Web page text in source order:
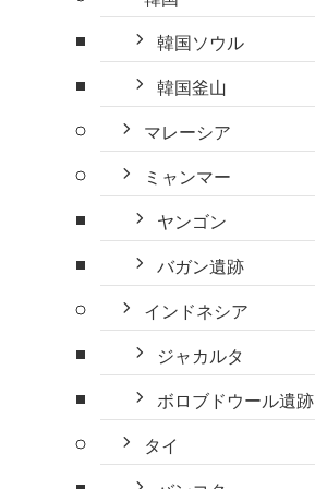
韓国ソウル
韓国釜山
マレーシア
ミャンマー
ヤンゴン
バガン遺跡
インドネシア
ジャカルタ
ボロブドウール遺跡
タイ